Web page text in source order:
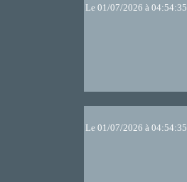
Le 01/07/2026 à 04:54:35
Le 01/07/2026 à 04:54:35